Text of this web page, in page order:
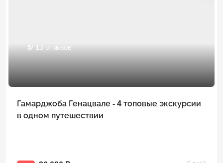
5/ 13 отзывов
Гамарджоба Генацвале - 4 топовые экскурсии
в одном путешествии